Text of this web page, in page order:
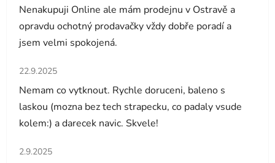
Nenakupuji Online ale mám prodejnu v Ostravě a
opravdu ochotný prodavačky vždy dobře poradí a
jsem velmi spokojená.
Hodnocení obchodu je 5 z 5 hvězdiček.
22.9.2025
Nemam co vytknout. Rychle doruceni, baleno s
laskou (mozna bez tech strapecku, co padaly vsude
kolem:) a darecek navic. Skvele!
Hodnocení obchodu je 5 z 5 hvězdiček.
2.9.2025